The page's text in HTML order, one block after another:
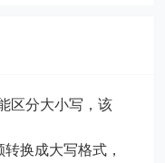
区分大小写，该
换成大写格式，